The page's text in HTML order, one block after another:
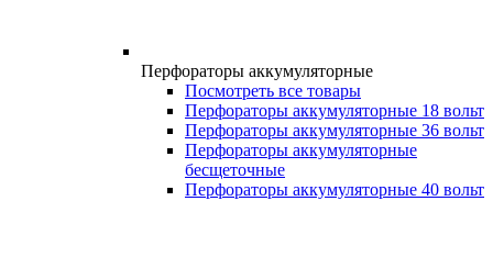
Перфораторы аккумуляторные
Посмотреть все товары
Перфораторы аккумуляторные 18 вольт
Перфораторы аккумуляторные 36 вольт
Перфораторы аккумуляторные
бесщеточные
Перфораторы аккумуляторные 40 вольт